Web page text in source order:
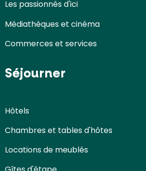
Les passionnés d'ici
Médiathèques et cinéma
Commerces et services
Séjourner
Hôtels
Chambres et tables d'hôtes
Locations de meublés